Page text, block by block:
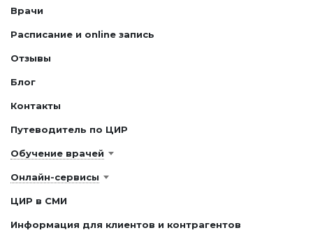
Врачи
Расписание и online запись
Отзывы
Блог
Контакты
Путеводитель по ЦИР
Обучение врачей
Онлайн-сервисы
ЦИР в СМИ
Информация для клиентов и контрагентов